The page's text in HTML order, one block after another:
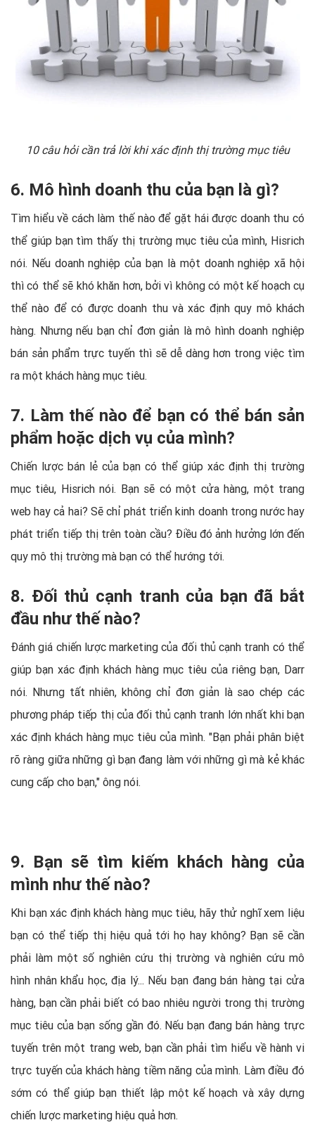
10 câu hỏi cần trả lời khi xác định thị trường mục tiêu
6. Mô hình doanh thu của bạn là gì?
Tìm hiểu về cách làm thế nào để gặt hái được doanh thu có
thể giúp bạn tìm thấy thị trường mục tiêu của mình, Hisrich
nói. Nếu doanh nghiệp của bạn là một doanh nghiệp xã hội
thì có thể sẽ khó khăn hơn, bởi vì không có một kế hoạch cụ
thể nào để có được doanh thu và xác định quy mô khách
hàng. Nhưng nếu bạn chỉ đơn giản là mô hình doanh nghiệp
bán sản phẩm trực tuyến thì sẽ dễ dàng hơn trong việc tìm
ra một khách hàng mục tiêu.
7. Làm thế nào để bạn có thể bán sản
phẩm hoặc dịch vụ của mình?
Chiến lược bán lẻ của bạn có thể giúp xác định thị trường
mục tiêu, Hisrich nói. Bạn sẽ có một cửa hàng, một trang
web hay cả hai? Sẽ chỉ phát triển kinh doanh trong nước hay
phát triển tiếp thị trên toàn cầu? Điều đó ảnh hưởng lớn đến
quy mô thị trường mà bạn có thể hướng tới.
8. Đối thủ cạnh tranh của bạn đã bắt
đầu như thế nào?
Đánh giá chiến lược marketing của đối thủ cạnh tranh có thể
giúp bạn xác định khách hàng mục tiêu của riêng bạn, Darr
nói. Nhưng tất nhiên, không chỉ đơn giản là sao chép các
phương pháp tiếp thị của đối thủ cạnh tranh lớn nhất khi bạn
xác định khách hàng mục tiêu của mình. "Bạn phải phân biệt
rõ ràng giữa những gì bạn đang làm với những gì mà kẻ khác
cung cấp cho bạn," ông nói.
9. Bạn sẽ tìm kiếm khách hàng của
mình như thế nào?
Khi bạn xác định khách hàng mục tiêu, hãy thử nghĩ xem liệu
bạn có thể tiếp thị hiệu quả tới họ hay không? Bạn sẽ cần
phải làm một số nghiên cứu thị trường và nghiên cứu mô
hình nhân khẩu học, địa lý... Nếu bạn đang bán hàng tại cửa
hàng, bạn cần phải biết có bao nhiêu người trong thị trường
mục tiêu của bạn sống gần đó. Nếu bạn đang bán hàng trực
tuyến trên một trang web, bạn cần phải tìm hiểu về hành vi
trực tuyến của khách hàng tiềm năng của mình. Làm điều đó
sớm có thể giúp bạn thiết lập một kế hoạch và xây dựng
chiến lược marketing hiệu quả hơn.